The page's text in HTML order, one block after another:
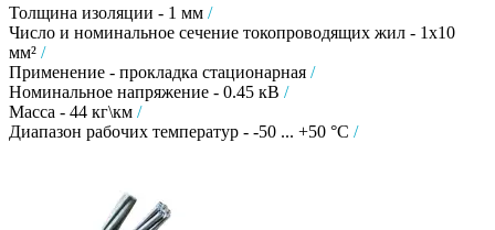
Толщина изоляции - 1 мм /
Число и номинальное сечение токопроводящих жил - 1х10
мм² /
Применение - прокладка стационарная /
Номинальное напряжение - 0.45 кВ /
Масса - 44 кг\км /
Диапазон рабочих температур - -50 ... +50 °C /